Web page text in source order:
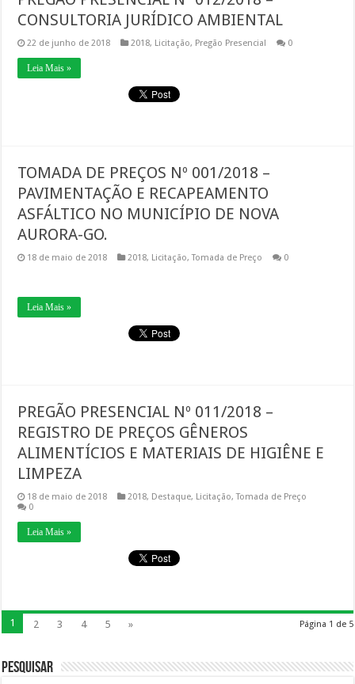
CONSULTORIA JURÍDICO AMBIENTAL
22 de junho de 2018 2018, Licitação, Pregão Presencial 0
Leia Mais »
TOMADA DE PREÇOS Nº 001/2018 –
PAVIMENTAÇÃO E RECAPEAMENTO
ASFÁLTICO NO MUNICÍPIO DE NOVA
AURORA-GO.
18 de maio de 2018 2018, Licitação,Tomada de Preço 0
Leia Mais »
PREGÃO PRESENCIAL Nº 011/2018 –
REGISTRO DE PREÇOS GÊNEROS
ALIMENTÍCIOS E MATERIAIS DE HIGIÊNE E
LIMPEZA
18 de maio de 2018 2018, Destaque, Licitação,Tomada de Preço
0
Leia Mais »
Página 1 de 5
1 2 3 4 5 »
Pesquisar